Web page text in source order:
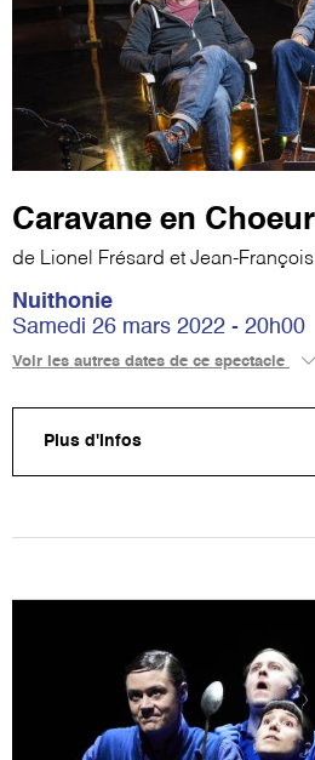
Caravane en Choeur
de Lionel Frésard et Jean-
Nuithonie
Samedi 26 mars 2022 - 20h00
Voir les autres dates de ce spectacle
Plus d'infos